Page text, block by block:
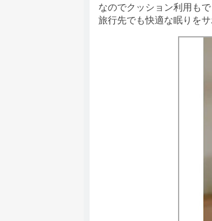
なのでクッション利用も
旅行先でも快適な眠りをサ